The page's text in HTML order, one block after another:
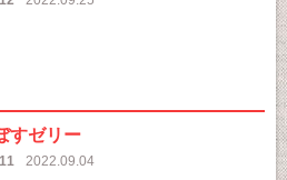
すゼリー
11 2022.09.04